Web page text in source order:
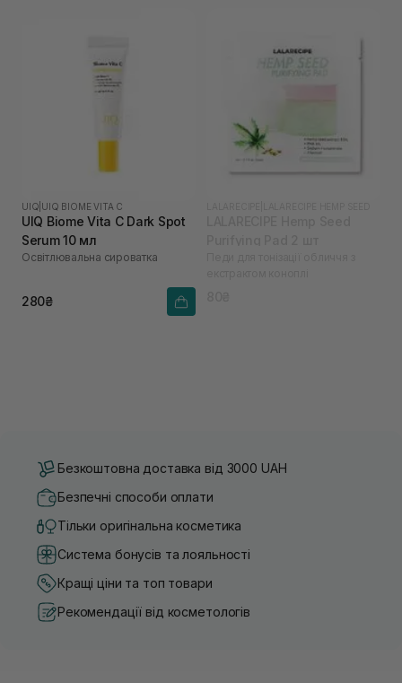
UIQ UIQ BIOME VITA C
UIQ Biome Vita C Dark Spot
Serum 10 мл
Освітлювальна сироватка
280₴
Безкоштовна доставка від 3000 UAH
Безпечні способи оплати
Тільки оригінальна косметика
Система бонусів та лояльності
Кращі ціни та топ товари
Рекомендації від косметологів